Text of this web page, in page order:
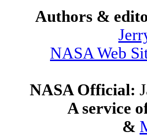
Authors &
NASA Web
NASA Official:
A service
&